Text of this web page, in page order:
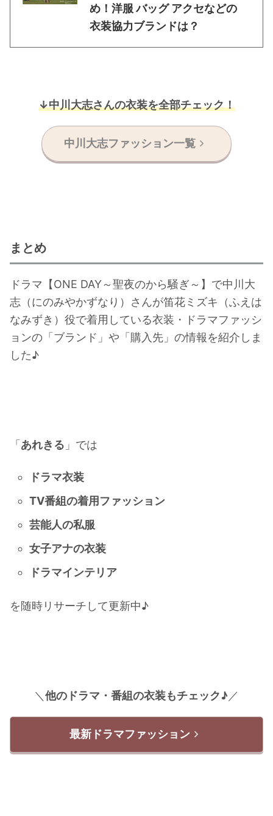
め！洋服 バッグ アクセなどの
衣装協力ブランドは？
↓中川大志さんの衣装を全部チェック！
中川大志ファッション一覧
まとめ
ドラマ【ONE DAY～聖夜のから騒ぎ～】で中川大
志（にのみやかずなり）さんが笛花ミズキ（ふえは
なみずき）役で着用している衣装・ドラマファッシ
ョンの「ブランド」や「購入先」の情報を紹介しま
した♪
「あれきる 」では
ドラマ衣装
TV番組の着用ファッション
芸能人の私服
女子アナの衣装
ドラマインテリア
を随時リサーチして更新中♪
＼ 他のドラマ・番組の衣装もチェック♪ ／
最新ドラマファッション